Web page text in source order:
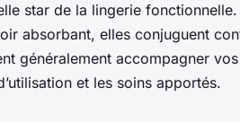
star de la lingerie
absorbant, elles conjuguent
généralement accompagner vos
et les soins apportés.